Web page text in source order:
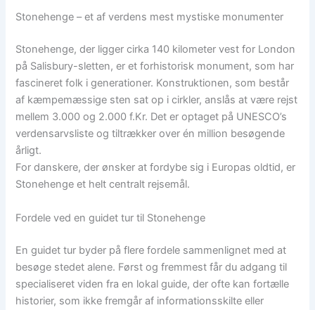
Stonehenge – et af verdens mest mystiske monumenter
Stonehenge, der ligger cirka 140 kilometer vest for London
på Salisbury-sletten, er et forhistorisk monument, som har
fascineret folk i generationer. Konstruktionen, som består
af kæmpemæssige sten sat op i cirkler, anslås at være rejst
mellem 3.000 og 2.000 f.Kr. Det er optaget på UNESCO’s
verdensarvsliste og tiltrækker over én million besøgende
årligt.
For danskere, der ønsker at fordybe sig i Europas oldtid, er
Stonehenge et helt centralt rejsemål.
Fordele ved en guidet tur til Stonehenge
En guidet tur byder på flere fordele sammenlignet med at
besøge stedet alene. Først og fremmest får du adgang til
specialiseret viden fra en lokal guide, der ofte kan fortælle
historier, som ikke fremgår af informationsskilte eller